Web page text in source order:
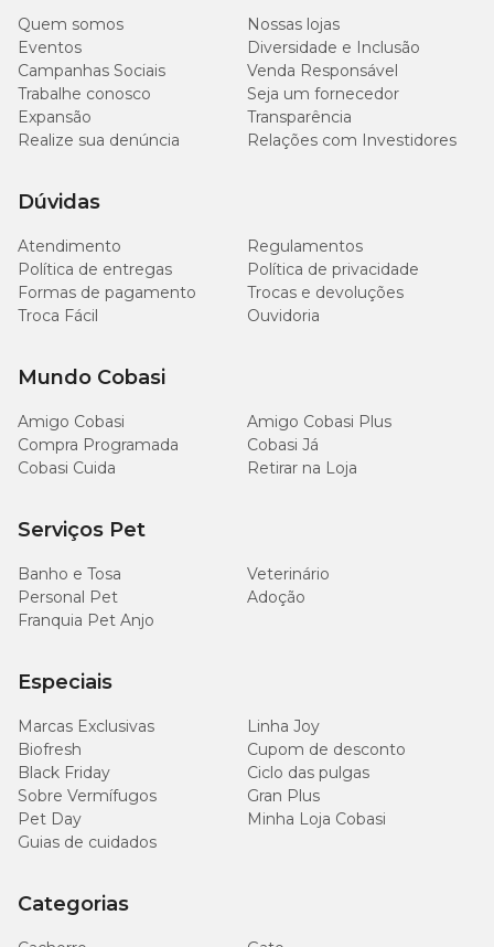
Quem somos
Nossas lojas
Eventos
Diversidade e Inclusão
Campanhas Sociais
Venda Responsável
Trabalhe conosco
Seja um fornecedor
Expansão
Transparência
Realize sua denúncia
Relações com Investidores
Dúvidas
Atendimento
Regulamentos
Política de entregas
Política de privacidade
Formas de pagamento
Trocas e devoluções
Troca Fácil
Ouvidoria
Mundo Cobasi
Amigo Cobasi
Amigo Cobasi Plus
Compra Programada
Cobasi Já
Cobasi Cuida
Retirar na Loja
Serviços Pet
Banho e Tosa
Veterinário
Personal Pet
Adoção
Franquia Pet Anjo
Especiais
Marcas Exclusivas
Linha Joy
Biofresh
Cupom de desconto
Black Friday
Ciclo das pulgas
Sobre Vermífugos
Gran Plus
Pet Day
Minha Loja Cobasi
Guias de cuidados
Categorias